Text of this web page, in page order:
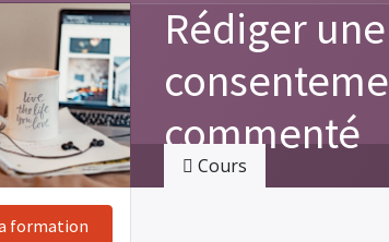
Rédiger
commenté
formation
Cours